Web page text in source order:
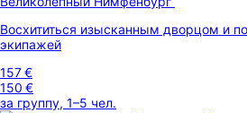
Восхититься изысканным дворцом и
экипажей
157 €
150 €
за группу, 1–5 чел.